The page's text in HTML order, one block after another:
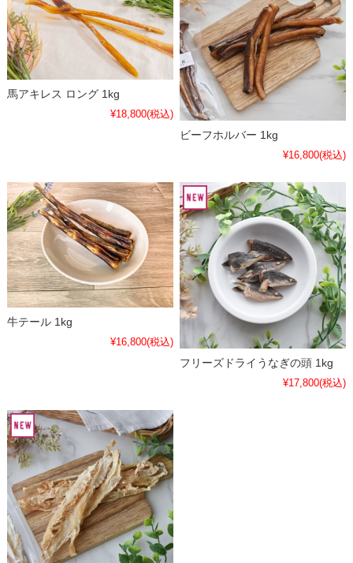
馬アキレス ロング 1kg
¥18,800(税込)
ビーフホルバー 1kg
¥16,800(税込)
牛テール 1kg
¥16,800(税込)
フリーズドライうなぎの頭 1kg
¥17,800(税込)